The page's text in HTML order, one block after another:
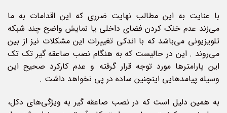
با عنایت به این مطالب نهایت ضرری که این اقدامات به ما
می‌زند عدم خنک کردن فضای داخلی یا نمایش واضح چند شبکه
تلویزیونی می‌باشد که با اندکی تغییرات این مشکلات نیز از بین
می‌روند . این در حالیست که به هنگام نصب صاعقه گير تک تک
این پارامترها مورد توجه قرار گرفته و عدم کارکرد صحیح این
وسیله پیامدهایی اینچنین ساده در پی نخواهد داشت .
به همین دلیل است که در نصب صاعقه گير به ویژگی‌های دکل،